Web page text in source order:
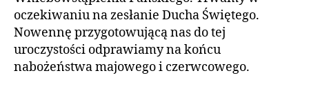
oczekiwaniu na zesłanie Ducha Świętego.
Nowennę przygotowującą nas do tej
uroczystości odprawiamy na końcu
nabożeństwa majowego i czerwcowego.